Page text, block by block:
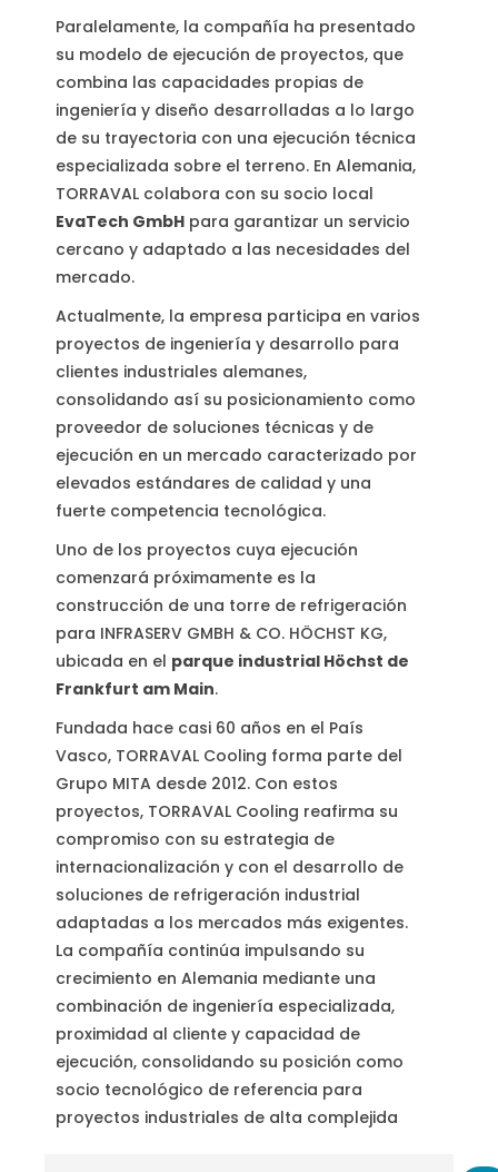
Paralelamente, la compañía ha presentado
su modelo de ejecución de proyectos, que
combina las capacidades propias de
ingeniería y diseño desarrolladas a lo largo
de su trayectoria con una ejecución técnica
especializada sobre el terreno. En Alemania,
TORRAVAL colabora con su socio local
EvaTech GmbH para garantizar un servicio
cercano y adaptado a las necesidades del
mercado.
Actualmente, la empresa participa en varios
proyectos de ingeniería y desarrollo para
clientes industriales alemanes,
consolidando así su posicionamiento como
proveedor de soluciones técnicas y de
ejecución en un mercado caracterizado por
elevados estándares de calidad y una
fuerte competencia tecnológica.
Uno de los proyectos cuya ejecución
comenzará próximamente es la
construcción de una torre de refrigeración
para INFRASERV GMBH & CO. HÖCHST KG,
ubicada en el parque industrial Höchst de
Frankfurt am Main.
Fundada hace casi 60 años en el País
Vasco, TORRAVAL Cooling forma parte del
Grupo MITA desde 2012. Con estos
proyectos, TORRAVAL Cooling reafirma su
compromiso con su estrategia de
internacionalización y con el desarrollo de
soluciones de refrigeración industrial
adaptadas a los mercados más exigentes.
La compañía continúa impulsando su
crecimiento en Alemania mediante una
combinación de ingeniería especializada,
proximidad al cliente y capacidad de
ejecución, consolidando su posición como
socio tecnológico de referencia para
proyectos industriales de alta complejida